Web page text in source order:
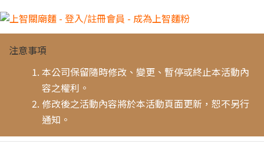
注意事項
本公司保留隨時修改、變更、暫停或終止本活動內
容之權利。
修改後之活動內容將於本活動頁面更新，恕不另行
通知。